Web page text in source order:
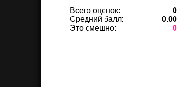
Всего оценок:
0
Средний балл:
0.00
Это смешно:
0